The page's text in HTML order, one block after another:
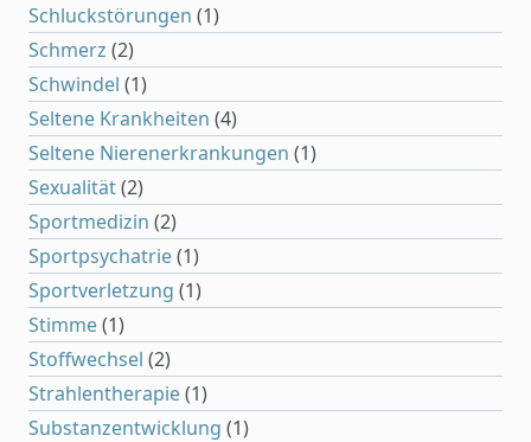
Schluckstörungen (1)
Schmerz (2)
Schwindel (1)
Seltene Krankheiten (4)
Seltene Nierenerkrankungen (1)
Sexualität(2)
Sportmedizin (2)
Sportpsychatrie(1)
Sportverletzung (1)
Stimme(1)
Stoffwechsel (2)
Strahlentherapie(1)
Substanzentwicklung (1)